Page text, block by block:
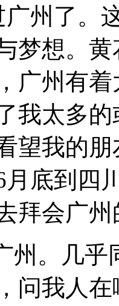
州了。
梦想。
广州有
我太多
望我的朋
月底到四
拜会广
州。几
问我人